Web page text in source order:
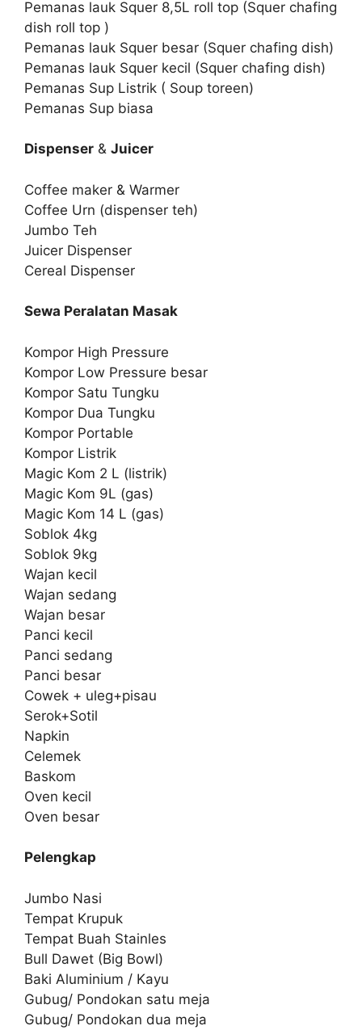
Pemanas lauk Squer 8,5L roll top (Squer chafing
dish roll top )
Pemanas lauk Squer besar (Squer chafing dish)
Pemanas lauk Squer kecil (Squer chafing dish)
Pemanas Sup Listrik ( Soup toreen)
Pemanas Sup biasa
Dispenser & Juicer
Coffee maker & Warmer
Coffee Urn (dispenser teh)
Jumbo Teh
Juicer Dispenser
Cereal Dispenser
Sewa Peralatan Masak
Kompor High Pressure
Kompor Low Pressure besar
Kompor Satu Tungku
Kompor Dua Tungku
Kompor Portable
Kompor Listrik
Magic Kom 2 L (listrik)
Magic Kom 9L (gas)
Magic Kom 14 L (gas)
Soblok 4kg
Soblok 9kg
Wajan kecil
Wajan sedang
Wajan besar
Panci kecil
Panci sedang
Panci besar
Cowek + uleg+pisau
Serok+Sotil
Napkin
Celemek
Baskom
Oven kecil
Oven besar
Pelengkap
Jumbo Nasi
Tempat Krupuk
Tempat Buah Stainles
Bull Dawet (Big Bowl)
Baki Aluminium / Kayu
Gubug/ Pondokan satu meja
Gubug/ Pondokan dua meja